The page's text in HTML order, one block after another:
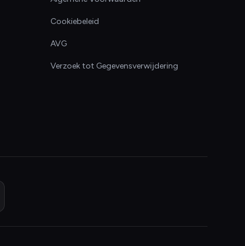
Cookiebeleid
AVG
Verzoek tot Gegevensverwijdering